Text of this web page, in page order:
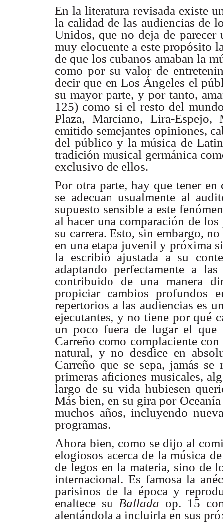
En la literatura revisada existe
la calidad de las audiencias de
Unidos, que no deja de parecer
muy elocuente a este propósito
de que los cubanos amaban la
como por su valor de
decir que en Los Ángeles el
su mayor parte, y por tanto,
125) como si el resto del
Plaza, Marciano, Lira-
emitido semejantes opiniones,
del público y la música de
tradición musical germánica
exclusivo de ellos.
Por otra parte, hay que tener
se adecuan usualmente al
supuesto sensible a este
al hacer una comparación de
su carrera. Esto, sin embargo,
en una etapa juvenil y próxima
la escribió ajustada a su
adaptando perfectamente a
contribuido de una manera
propiciar cambios profundos
repertorios a las audiencias es
ejecutantes, y no tiene por qué
un poco fuera de lugar el que
Carreño como complaciente
natural, y no desdice en
Carreño que se sepa, jamás se
primeras aficiones musicales,
largo de su vida hubiesen
Más bien, en su gira por
muchos años, incluyendo
programas.
Ahora bien, como se dijo al
elogiosos acerca de la música
de legos en la materia, sino de
internacional. Es famosa la
parisinos de la época y
enaltece su Ballada op. 15
alentándola a incluirla en sus